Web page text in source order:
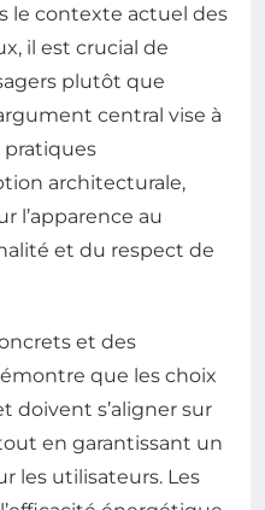
le contexte actuel des
il est crucial de
plutôt que
central vise à
architecturale,
l’apparence au
et du respect de
et des
que les choix
doivent s’aligner sur
en garantissant un
les utilisateurs. Les